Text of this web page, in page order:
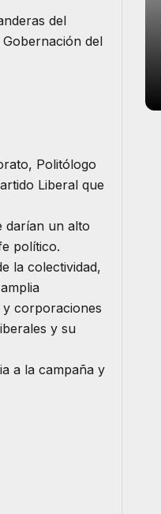
del
del
Politólogo
Liberal que
darían un alto
político.
la colectividad,
y corporaciones
y su
a la campaña y